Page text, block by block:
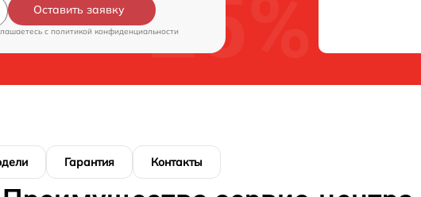
Оставить заявку
c политикой конфиденциальности
Гарантия Контакты